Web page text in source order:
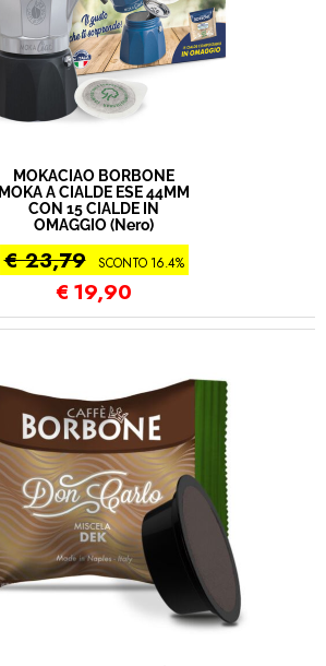
MOKACIAO BORBONE
MOKA A CIALDE ESE 44MM
CON 15 CIALDE IN
OMAGGIO (Nero)
€ 23,79 SCONTO 16.4%
€ 19,90